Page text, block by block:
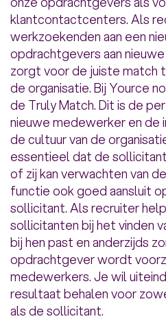
klantcontactcenters. Als
werkzoekenden aan een
opdrachtgevers aan
zorgt voor de juiste match
de organisatie. Bij Yource
de Truly Match. Dit is de
nieuwe medewerker en de
de cultuur van de
essentieel dat de
of zij kan verwachten van
functie ook goed aansluit
sollicitant. Als recruiter
sollicitanten bij het vinden
bij hen past en anderzijds
opdrachtgever wordt
medewerkers. Je wil
resultaat behalen voor
als de sollicitant.